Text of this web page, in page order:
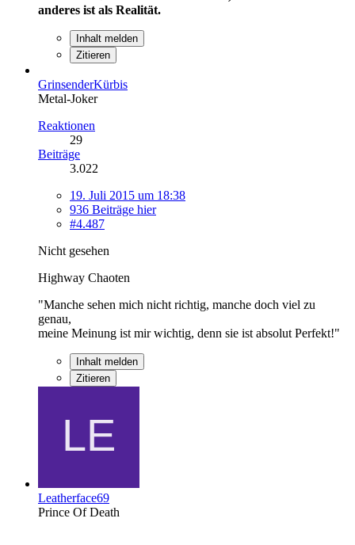
anderes ist als Realität.
Inhalt melden
Zitieren
GrinsenderKürbis
Metal-Joker
Reaktionen
29
Beiträge
3.022
19. Juli 2015 um 18:38
936 Beiträge hier
#4.487
Nicht gesehen
Highway Chaoten
"Manche sehen mich nicht richtig, manche doch viel zu
genau,
meine Meinung ist mir wichtig, denn sie ist absolut Perfekt!"
Inhalt melden
Zitieren
Leatherface69
Prince Of Death